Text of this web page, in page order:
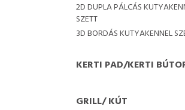
2D DUPLA PÁLCÁS
SZETT
3D BORDÁS KUTYAKENNEL
KERTI PAD/KERTI
GRILL/ KÚT